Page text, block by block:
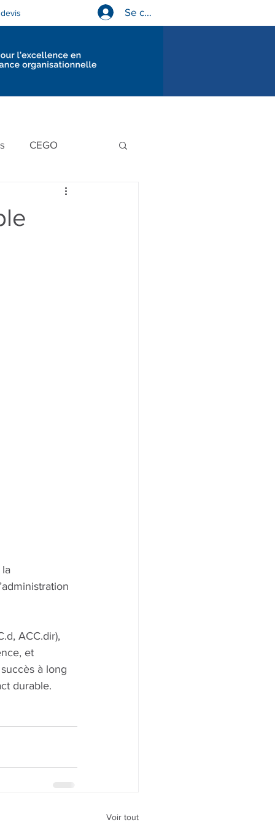
Se connecter
CEGO
ACC.dir),
et
à long
durable.
Voir tout